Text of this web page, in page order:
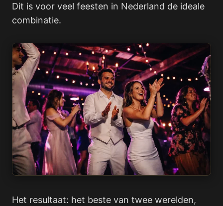
Dit is voor veel feesten in Nederland de ideale
combinatie.
Het resultaat: het beste van twee werelden,